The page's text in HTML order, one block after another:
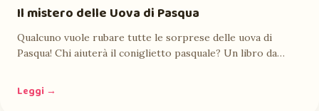
Il mistero delle Uova di Pasqua
Qualcuno vuole rubare tutte le sorprese delle uova di
Pasqua! Chi aiuterà il coniglietto pasquale? Un libro da…
Leggi →